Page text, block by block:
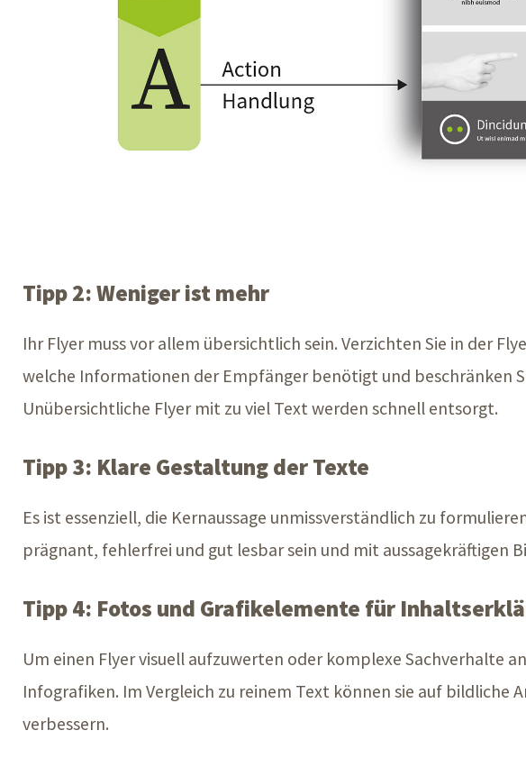
Tipp 2: Weniger ist mehr
Ihr Flyer muss vor allem übersichtlich sein. Verzichten Sie in der
welche Informationen der Empfänger benötigt und beschränken
Unübersichtliche Flyer mit zu viel Text werden schnell entsorgt.
Tipp 3: Klare Gestaltung der Texte
Es ist essenziell, die Kernaussage unmissverständlich zu
prägnant, fehlerfrei und gut lesbar sein und mit aussagekräftigen
Tipp 4: Fotos und Grafikelemente für
Um einen Flyer visuell aufzuwerten oder komplexe Sachverhalte
Infografiken. Im Vergleich zu reinem Text können sie auf bildliche
verbessern.